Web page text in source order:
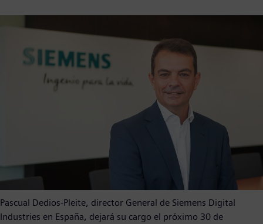
Pascual Dedios-Pleite, director General de Siemens Digital
Industries en España, dejará su cargo el próximo 30 de